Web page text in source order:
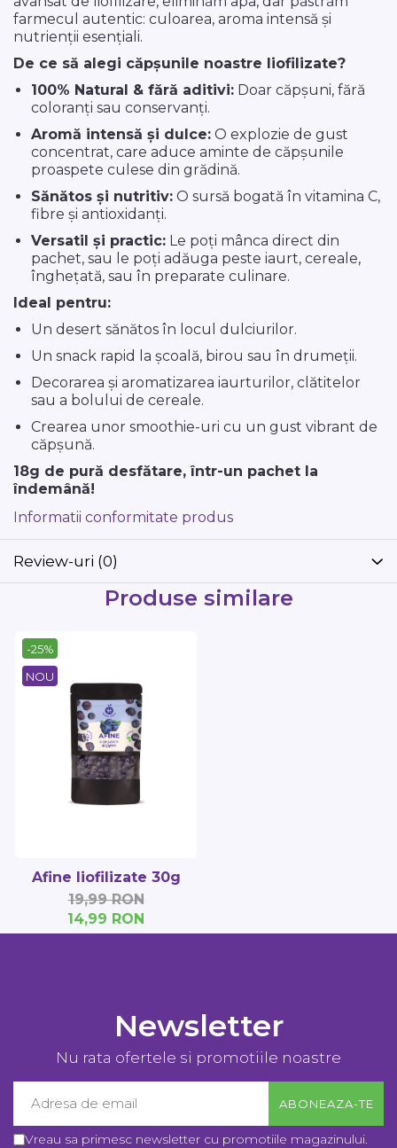
farmecul autentic: culoarea, aroma intensă și
nutrienții esențiali.
De ce să alegi căpșunile noastre liofilizate?
100% Natural & fără aditivi: Doar căpșuni, fără
coloranți sau conservanți.
Aromă intensă și dulce: O explozie de gust
concentrat, care aduce aminte de căpșunile
proaspete culese din grădină.
Sănătos și nutritiv: O sursă bogată în vitamina C,
fibre și antioxidanți.
Versatil și practic: Le poți mânca direct din
pachet, sau le poți adăuga peste iaurt, cereale,
înghețată, sau în preparate culinare.
Ideal pentru:
Un desert sănătos în locul dulciurilor.
Un snack rapid la școală, birou sau în drumeții.
Decorarea și aromatizarea iaurturilor, clătitelor
sau a bolului de cereale.
Crearea unor smoothie-uri cu un gust vibrant de
căpșună.
18g de pură desfătare, într-un pachet la
îndemână!
Informatii conformitate produs
Review-uri (0)
Produse similare
-25%
NOU
Afine liofilizate 30g
19,99 RON
14,99 RON
Newsletter
Nu rata ofertele si promotiile noastre
Vreau sa primesc newsletter cu promotiile magazinului.